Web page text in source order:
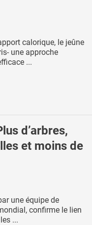
calorique, le jeûne
une approche
...
d’arbres,
et moins de
une équipe de
confirme le lien
...